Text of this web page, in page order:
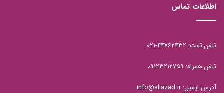
اطلاعات تماس
تلفن ثابت: 44762432-021
تلفن همراه: 09123212759
آدرس ایمیل: info@aliazad.ir